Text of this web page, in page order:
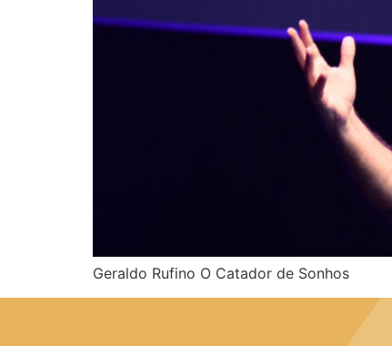
Geraldo Rufino O Catador de Sonhos